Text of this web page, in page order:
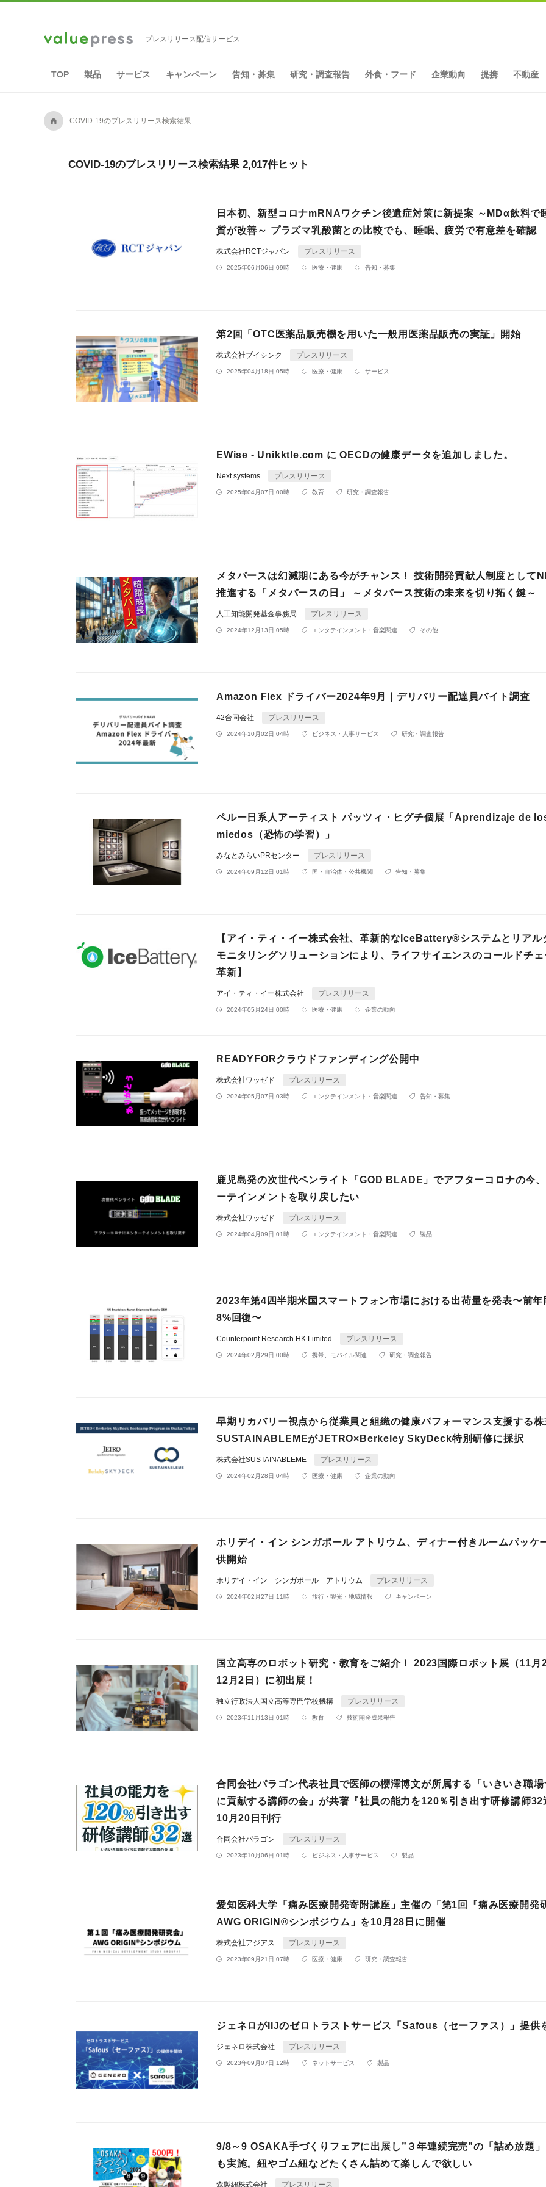
プレスリリース配信サービス
TOP 製品 サービス キャンペーン 告知・募集 研究・調査報告 外食・フード 企業動向 提携 不動産
A COVID-19のプレスリリース検索結果
COVID-19のプレスリリース検索結果 2,017件ヒット
日本初、新型コロナmRNAワクチン後遺症対策に新提案 ～MDα飲料で
質が改善～ プラズマ乳酸菌との比較でも、睡眠、疲労で有意差を確認
株式会社RCTジャパン プレスリリース
2025年06月06日 09時 医療・健康 告知・募集
第2回「OTC医薬品販売機を用いた一般用医薬品販売の実証」開始
株式会社ブイシンク プレスリリース
2025年04月18日 05時 医療・健康 サービス
EWise - Unikktle.com に OECDの健康データを追加しました。
Next systems プレスリリース
2025年04月07日 00時 教育 研究・調査報告
メタバースは幻滅期にある今がチャンス！ 技術開発貢献人制度として
推進する「メタバースの日」 ～メタバース技術の未来を切り拓く鍵～
人工知能開発基金事務局 プレスリリース
2024年12月13日 05時 エンタテインメント・音楽関連 その他
Amazon Flex ドライバー2024年9月｜デリバリー配達員バイト調査
42合同会社 プレスリリース
2024年10月02日 04時 ビジネス・人事サービス 研究・調査報告
ペルー日系人アーティスト パッツィ・ヒグチ個展「Aprendizaje de
miedos（恐怖の学習）」
みなとみらいPRセンター プレスリリース
2024年09月12日 01時 国・自治体・公共機関 告知・募集
【アイ・ティ・イー株式会社、革新的なIceBattery®システムとリアル
モニタリングソリューションにより、ライフサイエンスのコールドチェ
革新】
アイ・ティ・イー株式会社 プレスリリース
2024年05月24日 00時 医療・健康 企業の動向
READYFORクラウドファンディング公開中
株式会社ワッゼド プレスリリース
2024年05月07日 03時 エンタテインメント・音楽関連 告知・募集
鹿児島発の次世代ペンライト「GOD BLADE」でアフターコロナの今
ーテインメントを取り戻したい
株式会社ワッゼド プレスリリース
2024年04月09日 01時 エンタテインメント・音楽関連 製品
2023年第4四半期米国スマートフォン市場における出荷量を発表〜前年
8%回復〜
Counterpoint Research HK Limited プレスリリース
2024年02月29日 00時 携帯、モバイル関連 研究・調査報告
早期リカバリー視点から従業員と組織の健康パフォーマンス支援する株
SUSTAINABLEMEがJETRO×Berkeley SkyDeck特別研修に採択
株式会社SUSTAINABLEME プレスリリース
2024年02月28日 04時 医療・健康 企業の動向
ホリデイ・イン シンガポール アトリウム、ディナー付きルームパッケ
供開始
ホリデイ・イン シンガポール アトリウム プレスリリース
2024年02月27日 11時 旅行・観光・地域情報 キャンペーン
国立高専のロボット研究・教育をご紹介！ 2023国際ロボット展（11月
12月2日）に初出展！
独立行政法人国立高等専門学校機構 プレスリリース
2023年11月13日 01時 教育 技術開発成果報告
合同会社パラゴン代表社員で医師の櫻澤博文が所属する「いきいき職場
に貢献する講師の会」が共著『社員の能力を120％引き出す研修講師32
10月20日刊行
合同会社パラゴン プレスリリース
2023年10月06日 01時 ビジネス・人事サービス 製品
愛知医科大学「痛み医療開発寄附講座」主催の「第1回『痛み医療開発
AWG ORIGIN®シンポジウム」を10月28日に開催
株式会社アジアス プレスリリース
2023年09月21日 07時 医療・健康 研究・調査報告
ジェネロがIIJのゼロトラストサービス「Safous（セーファス）」提供
ジェネロ株式会社 プレスリリース
2023年09月07日 12時 ネットサービス 製品
9/8～9 OSAKA手づくりフェアに出展し”３年連続完売”の「詰め放題
も実施。紐やゴム紐などたくさん詰めて楽しんで欲しい
森製紐株式会社 プレスリリース